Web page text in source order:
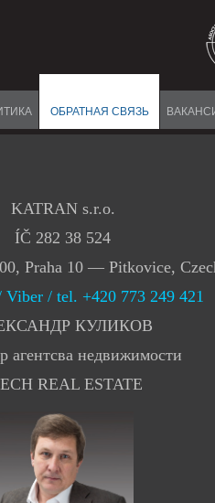
ОБРАТНАЯ СВЯЗЬ
KATRAN s.r.o.
ÍČ 282 38 524
Praha 10 — Pitkovice,
/ tel. +420 773 249 421
КУЛИКОВ
агентсва недвижимости
REAL ESTATE